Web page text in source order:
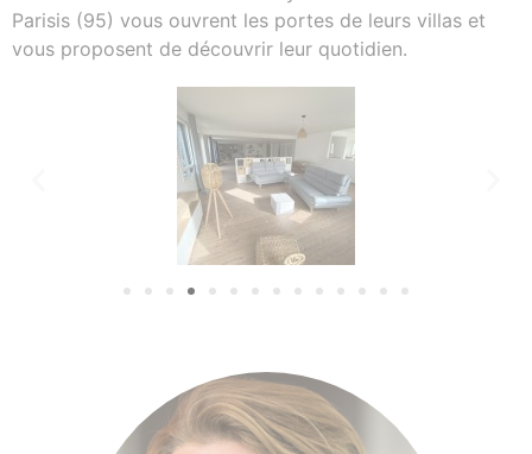
Parisis (95) vous ouvrent les portes de leurs villas et
vous proposent de découvrir leur quotidien.